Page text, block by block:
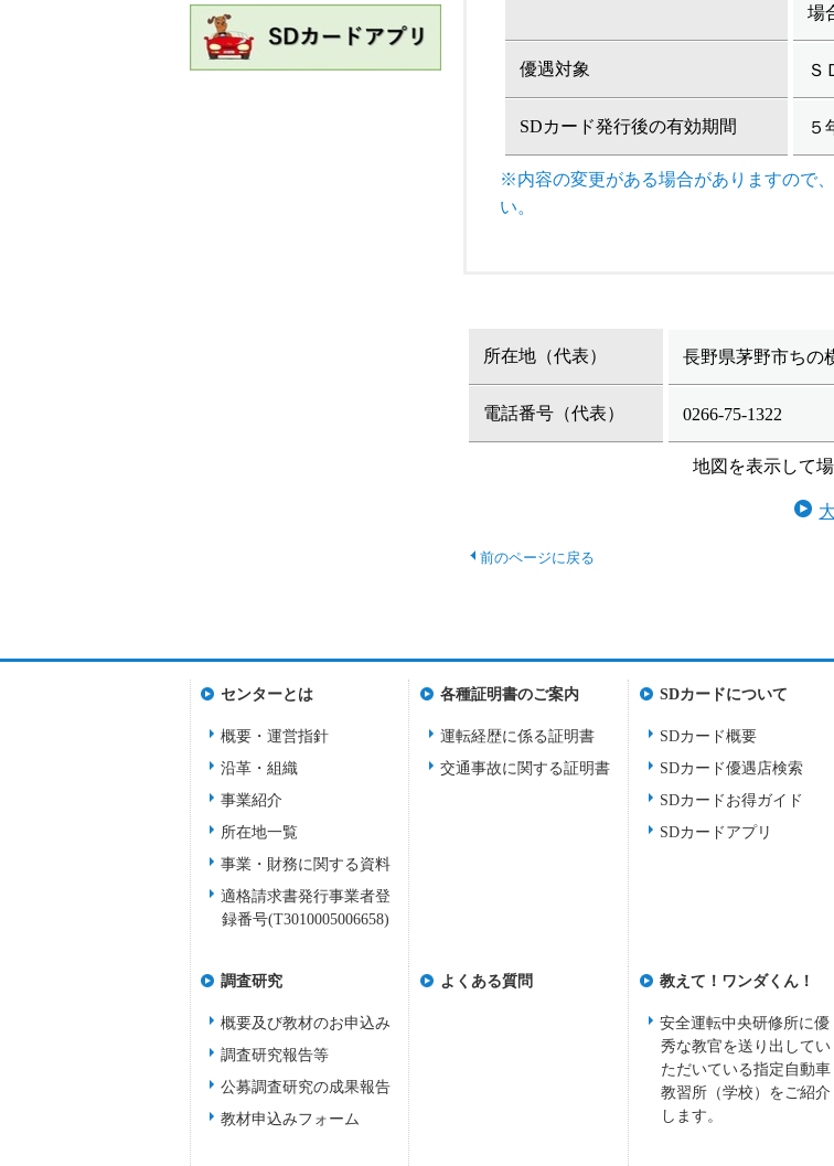
場
優遇対象 Ｓ
SDカード発行後の有効期間 ５
※内容の変更がある場合がありますので
い。
所在地（代表） 長野県茅野市ちの
電話番号（代表） 0266-75-1322
地図を表示して
センターとは
概要・運営指針
沿革・組織
事業紹介
所在地一覧
事業・財務に関する資料
適格請求書発行事業者登
録番号(T3010005006658)
各種証明書のご案内
運転経歴に係る証明書
交通事故に関する証明書
SDカードについて
SDカード概要
SDカード優遇店検索
SDカードお得ガイド
SDカードアプリ
調査研究
概要及び教材のお申込み
調査研究報告等
公募調査研究の成果報告
教材申込みフォーム
よくある質問 教えて！ワンダくん！
安全運転中央研修所に優
秀な教官を送り出してい
ただいている指定自動車
教習所（学校）をご紹介
します。